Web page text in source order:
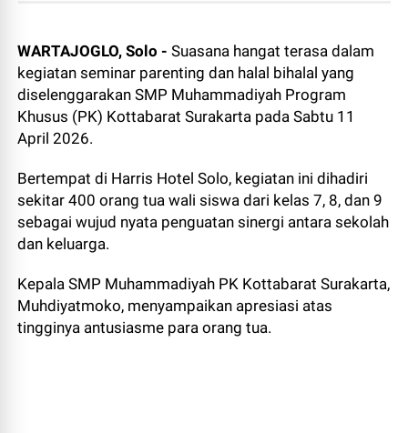
WARTAJOGLO, Solo - Suasana hangat terasa dalam
kegiatan seminar parenting dan halal bihalal yang
diselenggarakan SMP Muhammadiyah Program
Khusus (PK) Kottabarat Surakarta pada Sabtu 11
April 2026.
Bertempat di Harris Hotel Solo, kegiatan ini dihadiri
sekitar 400 orang tua wali siswa dari kelas 7, 8, dan 9
sebagai wujud nyata penguatan sinergi antara sekolah
dan keluarga.
Kepala SMP Muhammadiyah PK Kottabarat Surakarta,
Muhdiyatmoko, menyampaikan apresiasi atas
tingginya antusiasme para orang tua.